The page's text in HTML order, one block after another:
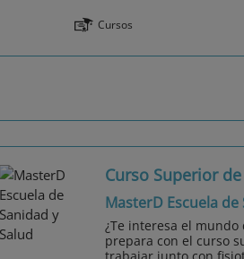
Cursos
Curso Superior
MasterD Escuela de
¿Te interesa el
prepara con el curso